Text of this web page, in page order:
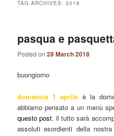
TAG ARCHIVES:2018
pasqua e
Posted on28 March 2018
buongiorno
domenica 1 aprile è la
abbiamo pensato a un menù
questo post. il tutto sarà
assoluti esordienti della